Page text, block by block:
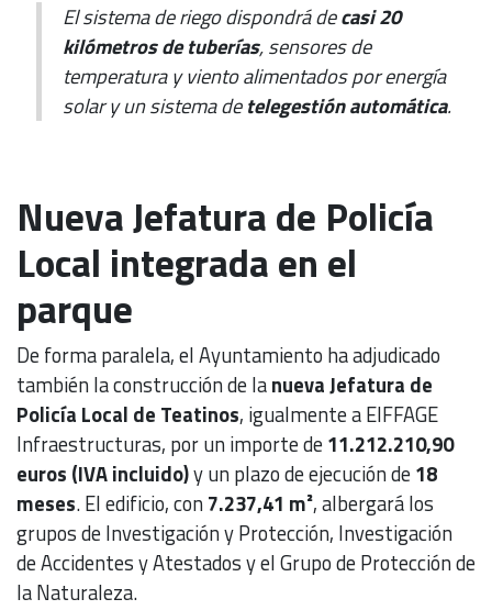
El sistema de riego dispondrá decasi 20
kilómetros de tuberías, sensores de
temperatura y viento alimentados por energía
solar y un sistema detelegestión automática.
Nueva Jefatura de Policía
Local integrada en el
parque
De forma paralela, el Ayuntamiento ha adjudicado
también la construcción de lanueva Jefatura de
Policía Local de Teatinos, igualmente a EIFFAGE
Infraestructuras, por un importe de11.212.210,90
euros (IVA incluido)y un plazo de ejecución de18
meses. El edificio, con7.237,41 m², albergará los
grupos de Investigación y Protección, Investigación
de Accidentes y Atestados y el Grupo de Protección de
la Naturaleza.